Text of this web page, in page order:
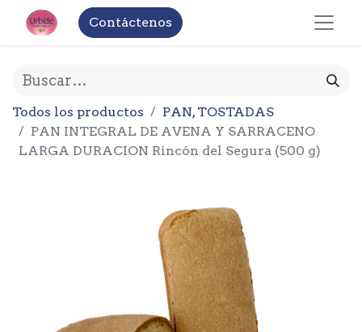
Contáctenos
Todos los productos
PAN, TOSTADAS
PAN INTEGRAL DE AVENA Y SARRACENO
LARGA DURACION Rincón del Segura (500 g)